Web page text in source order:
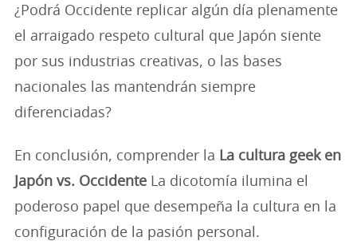
¿Podrá Occidente replicar algún día plenamente
el arraigado respeto cultural que Japón siente
por sus industrias creativas, o las bases
nacionales las mantendrán siempre
diferenciadas?
En conclusión, comprender la La cultura geek en
Japón vs. Occidente La dicotomía ilumina el
poderoso papel que desempeña la cultura en la
configuración de la pasión personal.